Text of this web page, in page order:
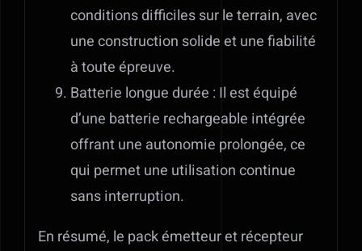
conditions difficiles sur le terrain, avec
une construction solide et une fiabilité
à toute épreuve.
Batterie longue durée : Il est équipé
d’une batterie rechargeable intégrée
offrant une autonomie prolongée, ce
qui permet une utilisation continue
sans interruption.
En résumé, le pack émetteur et récepteur